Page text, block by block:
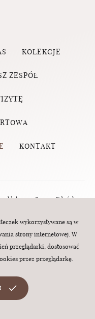
KOLEKCJE
ZESPÓŁ
KONTAKT
124, 80-244 Gdańsk
me.com.pl
MINT
wykorzystywane są w
strony internetowej. W
przeglądarki, dostosować
przez przeglądarkę.